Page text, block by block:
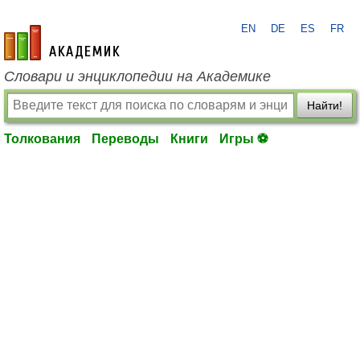
academic.ru
EN DE ES FR
Словари и энциклопедии на Академике
Найти!
Толкования Переводы Книги Игры ⚽